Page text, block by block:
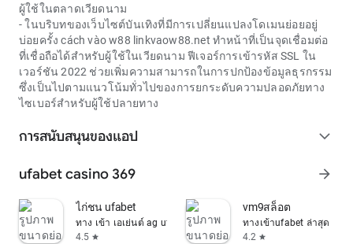
ผู้ใช้ในตลาดเวียดนาม
- ในบริบทของเว็บไซต์บันเทิงที่มีการเปลี่ยนแปลงโดเมนย่อยอยู่
บ่อยครั้งcách vào w88 linkvaow88.net ทำหน้าที่เป็นจุดเชื่อมต่อ
ที่เชื่อถือได้สำหรับผู้ใช้ในเวียดนาม ฟีเจอร์การเข้ารหัส SSL ใน
เวอร์ชัน 2022 ช่วยเพิ่มความสามารถในการปกป้องข้อมูลธุรกรรม
ซึ่งเป็นไปตามแนวโน้มทั่วไปของการยกระดับความปลอดภัยทาง
ไซเบอร์สำหรับผู้ใช้ปลายทาง
การสนับสนุนของแอป expand_more
ufabet casino 369 arrow_forward
ไก่ชน ufabet
ทาง เข้า เอเย่นต์ ag ufabet com
4.5 star
vm9สล็อต
ทางเข้าufabet ล่าสุด
4.2 star